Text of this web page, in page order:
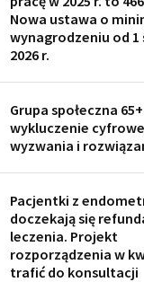
Nowa ustawa o
wynagrodzeniu od 1
2026 r.
Grupa społeczna
wykluczenie
wyzwania i
Pacjentki z
doczekają się
leczenia. Projekt
rozporządzenia w
trafić do konsultacji